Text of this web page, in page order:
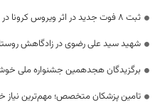
ثبت 8 فوت جدید در اثر ویروس کرونا در خراسان جنوبی
شهید سید علی رضوی در زادگاهش
برگزیدگان هجدهمین جشنواره ملی
تامین پزشکان متخصص؛ مهم‌ترین نیاز